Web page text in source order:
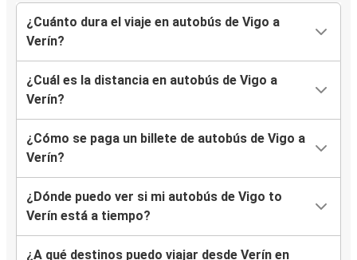
¿Cuánto dura el viaje en autobús de Vigo a
Verín?
¿Cuál es la distancia en autobús de Vigo a
Verín?
¿Cómo se paga un billete de autobús de Vigo a
Verín?
¿Dónde puedo ver si mi autobús de Vigo to
Verín está a tiempo?
¿A qué destinos puedo viajar desde Verín en